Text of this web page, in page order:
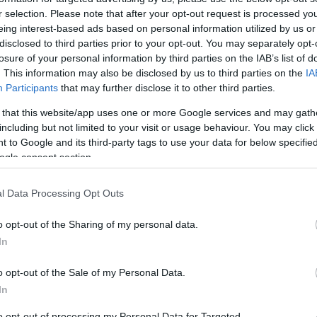
selection. Please note that after your opt-out request is processed
interest-based ads based on personal information utilized by us
to third parties prior to your opt-out. You may separately
of your personal information by third parties on the IAB’s list of
This information may also be disclosed by us to third parties on the
Participants that may further disclose it to other third parties.
that this website/app uses one or more Google services and may
but not limited to your visit or usage behaviour. You may
to Google and its third-party tags to use your data for below
consent section.
Data Processing Opt Outs
opt-out of the Sharing of my personal data.
opt-out of the Sale of my Personal Data.
- Betonjövő" programsorozat részeként
a Kálvin téri metróállomást. Ami alapból nem
és tízezrek járnak oda nap mint nap. De ez most a 4-
volt. Képriport a fekete palánk…
TOVÁBB
metro4 bp08 kalvinter
Ha
is